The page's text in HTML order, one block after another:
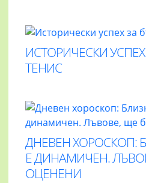
ИСТОРИЧЕСКИ
ТЕНИС
ДНЕВЕН ХОРОСКОП:
Е ДИНАМИЧЕН.
ОЦЕНЕНИ